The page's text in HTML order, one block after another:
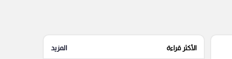
الأكثر قراءة المزيد